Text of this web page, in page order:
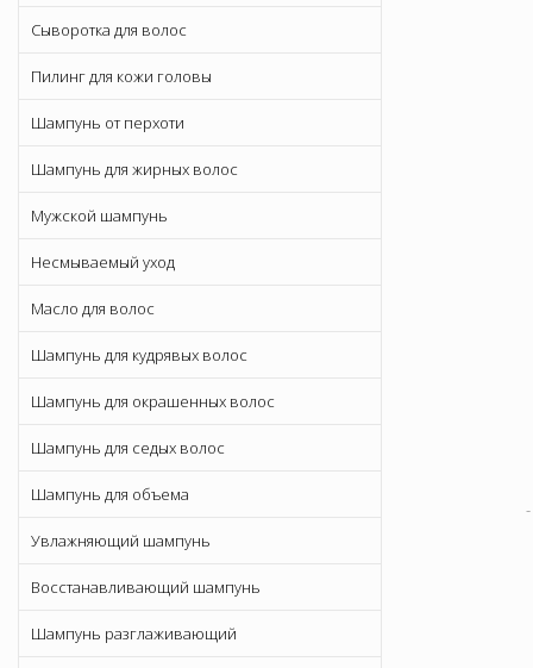
Сыворотка для волос
Пилинг для кожи головы
Шампунь от перхоти
Шампунь для жирных волос
Мужской шампунь
Несмываемый уход
Масло для волос
Шампунь для кудрявых волос
Шампунь для окрашенных волос
Шампунь для седых волос
Шампунь для объема
Увлажняющий шампунь
Восстанавливающий шампунь
Шампунь разглаживающий